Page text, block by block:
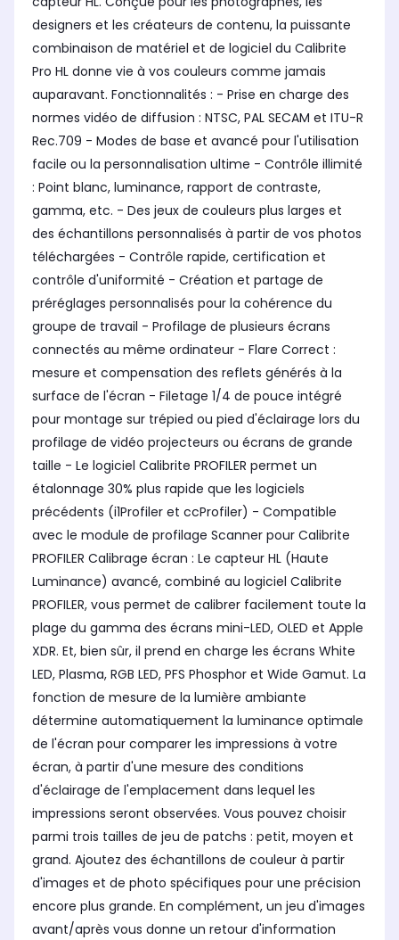
designers et les créateurs de contenu, la puissante
combinaison de matériel et de logiciel du Calibrite
Pro HL donne vie à vos couleurs comme jamais
auparavant. Fonctionnalités : - Prise en charge des
normes vidéo de diffusion : NTSC, PAL SECAM et ITU-R
Rec.709 - Modes de base et avancé pour l'utilisation
facile ou la personnalisation ultime - Contrôle illimité
: Point blanc, luminance, rapport de contraste,
gamma, etc. - Des jeux de couleurs plus larges et
des échantillons personnalisés à partir de vos photos
téléchargées - Contrôle rapide, certification et
contrôle d'uniformité - Création et partage de
préréglages personnalisés pour la cohérence du
groupe de travail - Profilage de plusieurs écrans
connectés au même ordinateur - Flare Correct :
mesure et compensation des reflets générés à la
surface de l'écran - Filetage 1/4 de pouce intégré
pour montage sur trépied ou pied d'éclairage lors du
profilage de vidéo projecteurs ou écrans de grande
taille - Le logiciel Calibrite PROFILER permet un
étalonnage 30% plus rapide que les logiciels
précédents (i1Profiler et ccProfiler) - Compatible
avec le module de profilage Scanner pour Calibrite
PROFILER Calibrage écran : Le capteur HL (Haute
Luminance) avancé, combiné au logiciel Calibrite
PROFILER, vous permet de calibrer facilement toute la
plage du gamma des écrans mini-LED, OLED et Apple
XDR. Et, bien sûr, il prend en charge les écrans White
LED, Plasma, RGB LED, PFS Phosphor et Wide Gamut. La
fonction de mesure de la lumière ambiante
détermine automatiquement la luminance optimale
de l'écran pour comparer les impressions à votre
écran, à partir d'une mesure des conditions
d'éclairage de l'emplacement dans lequel les
impressions seront observées. Vous pouvez choisir
parmi trois tailles de jeu de patchs : petit, moyen et
grand. Ajoutez des échantillons de couleur à partir
d'images et de photo spécifiques pour une précision
encore plus grande. En complément, un jeu d'images
avant/après vous donne un retour d'information